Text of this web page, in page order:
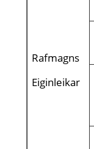
Rafmagns
Eiginleikar